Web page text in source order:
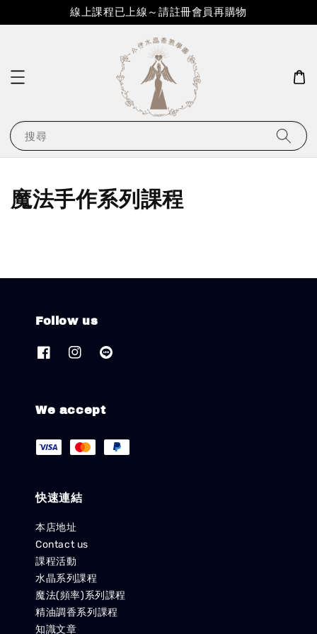
線上課程已上線～請註冊會員再購物
搜尋
魔法手作系列課程
Follow us
We accept
快速連結
本店地址
Contact us
課程活動
水晶系列課程
魔法(頻率)系列課程
精油調香系列課程
知識文章